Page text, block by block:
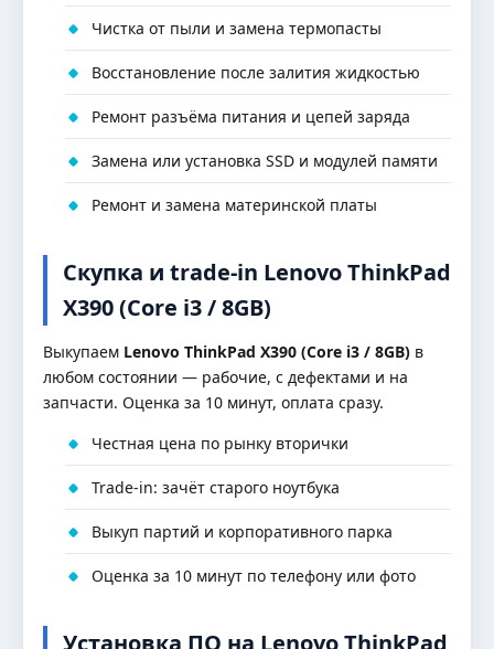
Чистка от пыли и замена термопасты
Восстановление после залития жидкостью
Ремонт разъёма питания и цепей заряда
Замена или установка SSD и модулей памяти
Ремонт и замена материнской платы
Скупка и trade-in Lenovo ThinkPad
X390 (Core i3 / 8GB)
Выкупаем Lenovo ThinkPad X390 (Core i3 / 8GB) в
любом состоянии — рабочие, с дефектами и на
запчасти. Оценка за 10 минут, оплата сразу.
Честная цена по рынку вторички
Trade-in: зачёт старого ноутбука
Выкуп партий и корпоративного парка
Оценка за 10 минут по телефону или фото
Установка ПО на Lenovo ThinkPad